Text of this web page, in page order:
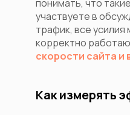
понимать, что
участвуете в
трафик, все
корректно
скорости сайта и
Как измерять